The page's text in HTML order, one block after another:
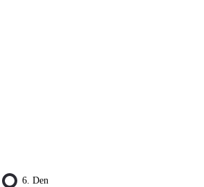
6. Den